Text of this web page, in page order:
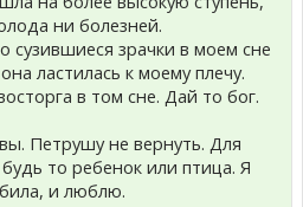
ни болезней.
сузившиеся зрачки в моем сне
ластилась к моему плечу.
в том сне. Дай то бог.
Петрушу не вернуть. Для
то ребенок или птица. Я
и люблю.